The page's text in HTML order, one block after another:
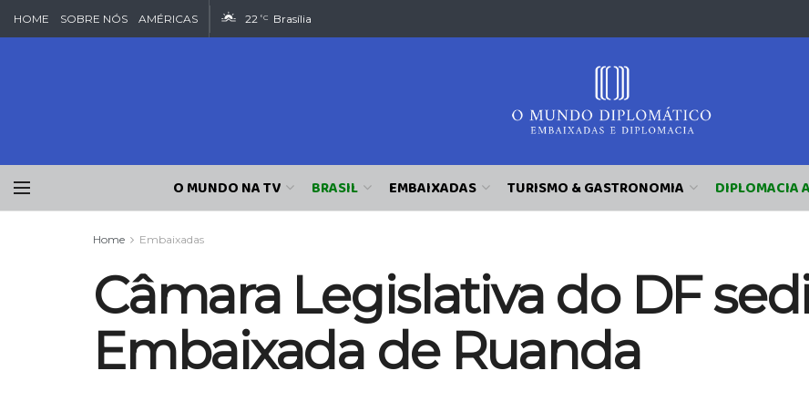
HOME SOBRE NÓS AMÉRICAS 22 °C Brasília
O MUNDO NA TV BRASIL EMBAIXADAS TURISMO & GASTRONOMIA DIPLOMACIA
Home Embaixadas
Câmara Legislativa do DF
Embaixada de Ruanda